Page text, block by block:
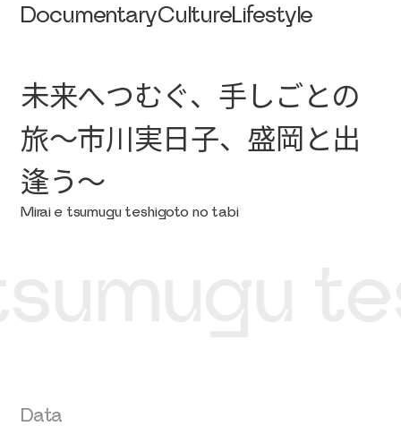
DocumentaryCultureLifestyle
未来へつむぐ、手しごとの
旅～市川実日子、盛岡と出
逢う～
Mirai e tsumugu teshigoto no tabi
Data